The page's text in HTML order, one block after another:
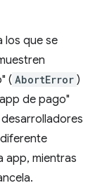
los que se
( AbortError )
de pago"
app, mientras